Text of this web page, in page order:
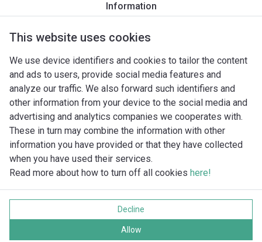
Information
This website uses cookies
We use device identifiers and cookies to tailor the content
and ads to users, provide social media features and
analyze our traffic. We also forward such identifiers and
other information from your device to the social media and
advertising and analytics companies we cooperates with.
These in turn may combine the information with other
information you have provided or that they have collected
when you have used their services.
Read more about how to turn off all cookies here!
Decline
Allow
Imprint
Data protection
Visas tiesības aizsargātas